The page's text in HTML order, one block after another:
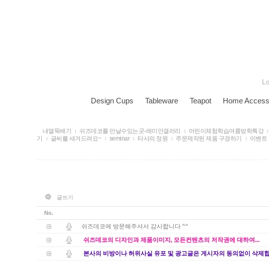
Design Cups Tableware Teapot Home
내열뚝배기 쉬즈데코를 만날수있는곳-레미안갤러리 어린이체험학습여름방학특강
기
글씨를 새겨드려요~ seminar 타샤의 정원 주문제작된 제품 구경하기 이벤트
글쓰기
No.
쉬즈데코에 방문해주셔서 감사합니다 ^^
쉬즈데코의 디자인과 제품이미지, 모든컨텐츠의 저작권에 대하여...
본사의 비방이나 허위사실 유포 및 광고글은 게시자의 동의없이 삭제